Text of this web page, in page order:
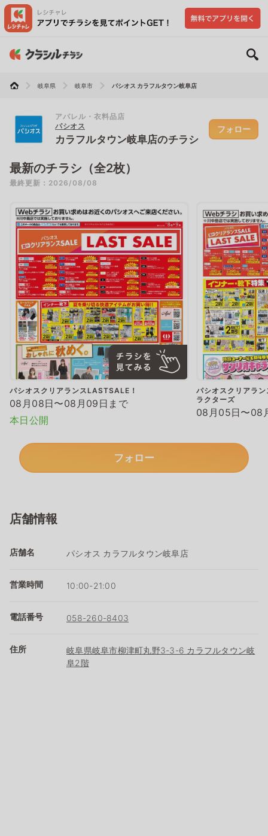
岐阜県 岐阜市 パシオス カラフルタウン岐阜店
アパレル・衣料品店
パシオス
カラフルタウン岐阜店のチラシ
フォロー
最新のチラシ（全2枚）
最終更新：2026/08/08
パシオスクリアランスLASTSALE！
08月08日〜08月09日まで
本日公開
パシオスクリアラ
ラクターズ
08月05日〜08
フォロー
店舗情報
店舗名 パシオス カラフルタウン岐阜店
営業時間 10:00-21:00
電話番号 058-260-8403
住所
岐阜県岐阜市柳津町丸野3-3-6 カラフルタウン岐
阜2階